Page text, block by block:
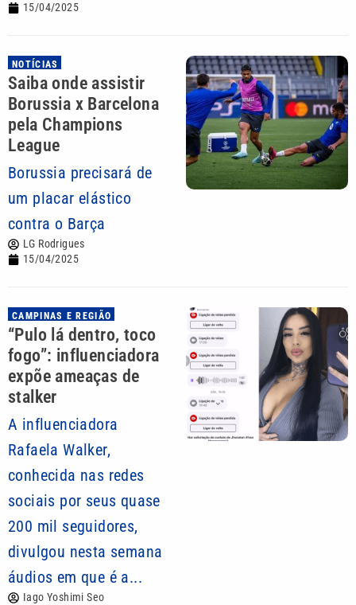
15/04/2025
NOTÍCIAS
Saiba onde assistir
Borussia x Barcelona
pela Champions
League
Borussia precisará de
um placar elástico
contra o Barça
LG Rodrigues
15/04/2025
CAMPINAS E REGIÃO
“Pulo lá dentro, toco
fogo”: influenciadora
expõe ameaças de
stalker
A influenciadora
Rafaela Walker,
conhecida nas redes
sociais por seus quase
200 mil seguidores,
divulgou nesta semana
áudios em que é a...
Iago Yoshimi Seo